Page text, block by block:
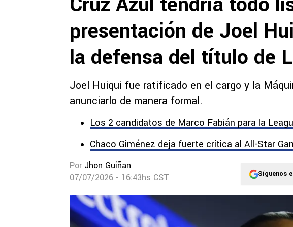
presentación de Joel
la defensa del título de
Joel Huiqui fue ratificado en el cargo y la
anunciarlo de manera formal.
Los 2 candidatos de Marco Fabián para la
Chaco Giménez deja fuerte crítica al All-Star
Por Jhon Guiñan
07/07/2026 - 16:43hs CST
Síguenos